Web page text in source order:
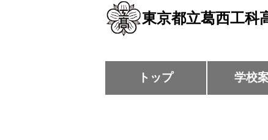
東京都立葛西工
トップ 学校